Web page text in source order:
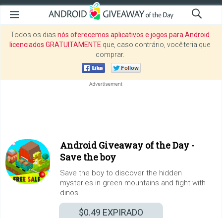
Todos os dias nós oferecemos aplicativos e jogos para Android
licenciados GRATUITAMENTE que, caso contrário, você teria que
comprar.
Android Giveaway of the Day -
Save the boy
Save the boy to discover the hidden
mysteries in green mountains and fight with
dinos.
$0.49 EXPIRADO